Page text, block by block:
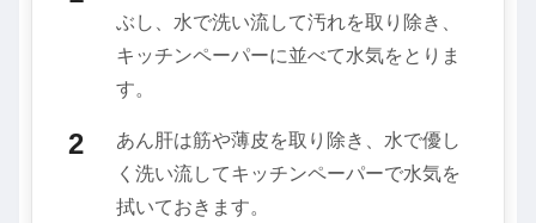
ぶし、水で洗い流して汚れを取り除き、
キッチンペーパーに並べて水気をとりま
す。
あん肝は筋や薄皮を取り除き、水で優し
く洗い流してキッチンペーパーで水気を
拭いておきます。